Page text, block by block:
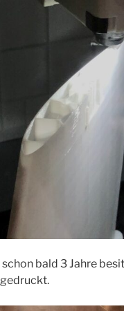
bald 3 Jahre